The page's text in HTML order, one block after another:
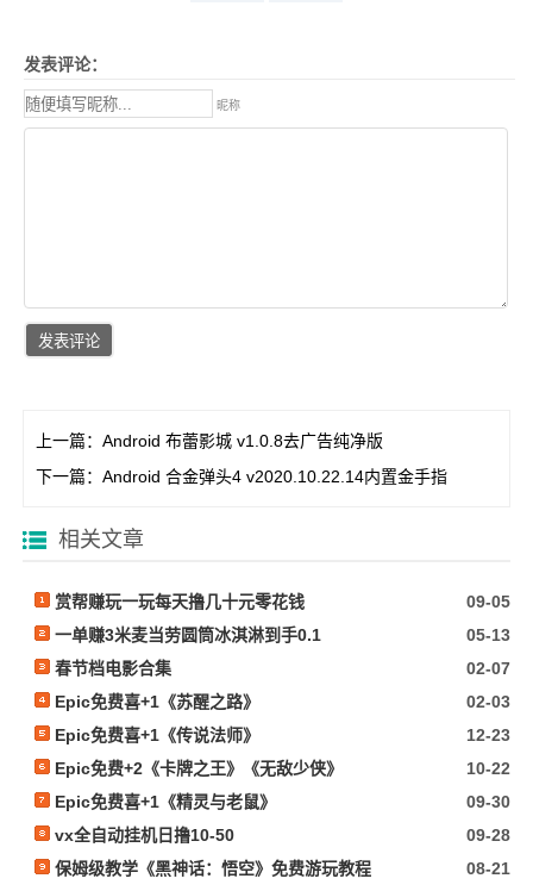
发表评论：
昵称
上一篇： Android 布蕾影城 v1.0.8去广告纯净版
下一篇： Android 合金弹头4 v2020.10.22.14内置金手指
相关文章
赏帮赚玩一玩每天撸几十元零花钱
09-05
一单赚3米麦当劳圆筒冰淇淋到手0.1
05-13
春节档电影合集
02-07
Epic免费喜+1《苏醒之路》
02-03
Epic免费喜+1《传说法师》
12-23
Epic免费+2《卡牌之王》《无敌少侠》
10-22
Epic免费喜+1《精灵与老鼠》
09-30
vx全自动挂机日撸10-50
09-28
保姆级教学《黑神话：悟空》免费游玩教程
08-21